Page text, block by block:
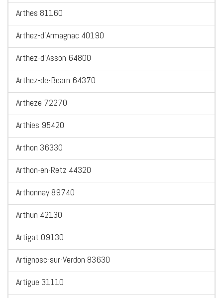
Arthes 81160
Arthez-d'Armagnac 40190
Arthez-d'Asson 64800
Arthez-de-Bearn 64370
Artheze 72270
Arthies 95420
Arthon 36330
Arthon-en-Retz 44320
Arthonnay 89740
Arthun 42130
Artigat 09130
Artignosc-sur-Verdon 83630
Artigue 31110